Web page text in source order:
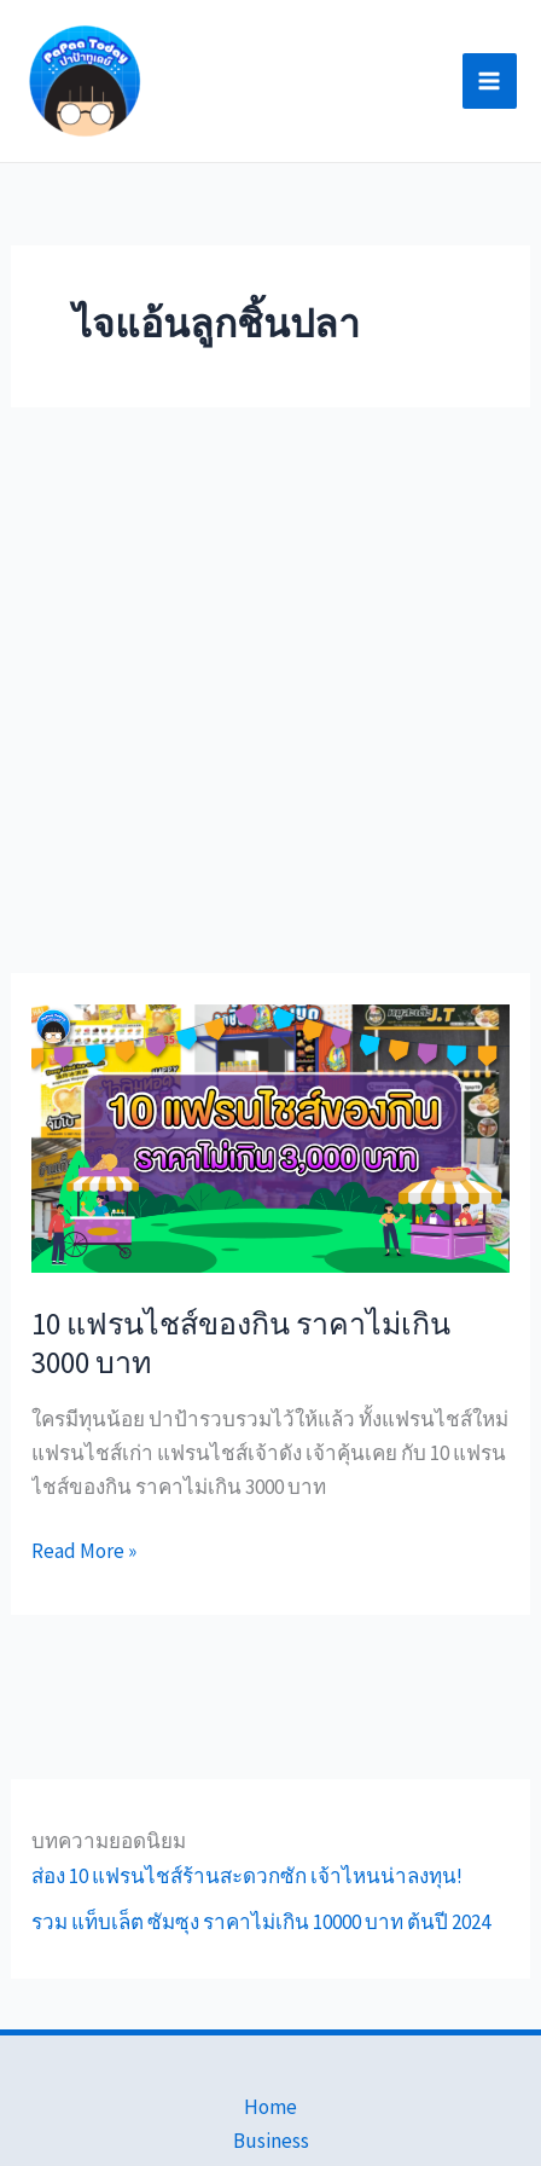
content
ไจแอ้นลูกชิ้นปลา
10 แฟรนไชส์ของกิน ราคาไม่เกิน
3000 บาท
ใครมีทุนน้อย ปาป้ารวบรวมไว้ให้แล้ว ทั้งแฟรนไชส์ใหม่
แฟรนไชส์เก่า แฟรนไชส์เจ้าดัง เจ้าคุ้นเคย กับ 10 แฟรน
ไชส์ของกิน ราคาไม่เกิน 3000 บาท
10
แฟ
รน
ไชส์
ของกิน
ราคา
ไม่
เกิน
บาท
Read More »
บทความยอดนิยม
ส่อง 10 แฟรนไชส์ร้านสะดวกซัก เจ้าไหนน่าลงทุน!
รวม แท็บเล็ต ซัมซุง ราคาไม่เกิน 10000 บาท ต้นปี 2024
Home
Business